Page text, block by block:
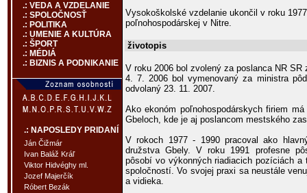
.: VEDA A VZDELANIE
.: SPOLOČNOSŤ
.: POLITIKA
.: UMENIE A KULTÚRA
.: ŠPORT
.: MÉDIÁ
.: BIZNIS A PODNIKANIE
.: NAPOSLEDY PRIDANÍ
Ján Čižmár
Ivan Baláž Kráľ
Viktor Hidvéghy ml.
Jozef Majerčík
Róbert Bezák
Vysokoškolské vzdelanie ukončil v roku
poľnohospodárskej v Nitre.
životopis
V roku 2006 bol zvolený za poslanca NR SR
4. 7. 2006 bol vymenovaný za ministra
odvolaný 23. 11. 2007.
Ako ekonóm poľnohospodárskych firiem
Gbeloch, kde je aj poslancom mestského
V rokoch 1977 - 1990 pracoval ako
družstva Gbely. V roku 1991 profesne
pôsobí vo výkonných riadiacich pozíciách a
spoločností. Vo svojej praxi sa neustále
a vidieka.